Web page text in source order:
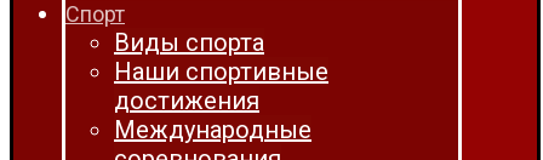
Спорт
Виды спорта
Наши спортивные
достижения
Международные